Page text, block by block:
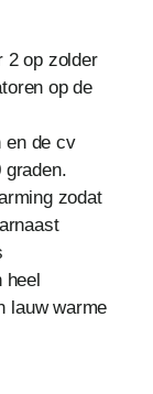
2 op zolder
op de
en de cv
graden.
zodat
heel
lauw warme